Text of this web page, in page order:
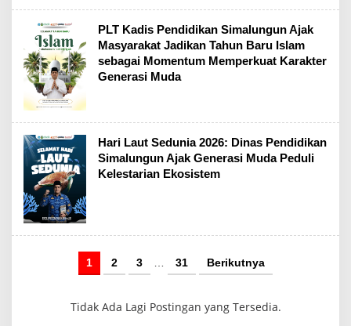
PLT Kadis Pendidikan Simalungun Ajak
Masyarakat Jadikan Tahun Baru Islam
sebagai Momentum Memperkuat Karakter
Generasi Muda
Hari Laut Sedunia 2026: Dinas Pendidikan
Simalungun Ajak Generasi Muda Peduli
Kelestarian Ekosistem
1 2 3 31 Berikutnya
Tidak Ada Lagi Postingan yang Tersedia.